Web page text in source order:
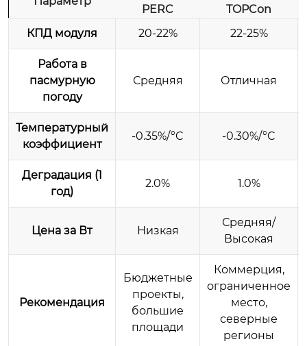
PERC
TOPCon
КПД модуля 20-22% 22-25%
Работа в
пасмурную
погоду
Средняя Отличная
Температурный
коэффициент
-0.35%/°C -0.30%/°C
Деградация (1
год)
2.0% 1.0%
Цена за Вт Низкая
Средняя/
Высокая
Рекомендация
Бюджетные
проекты,
большие
площади
Коммерция,
ограниченное
место,
северные
регионы